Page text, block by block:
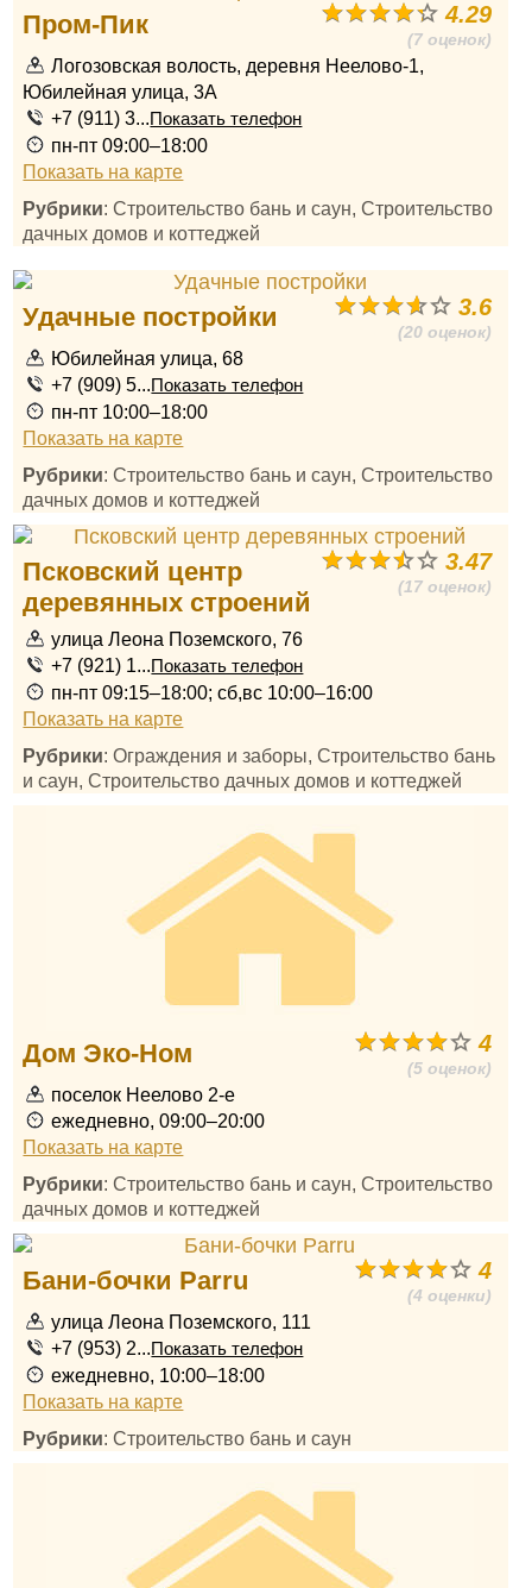
4.29
(7 оценок)
Пром-Пик
Логозовская волость, деревня Неелово-1,
Юбилейная улица, 3А
+7 (911) 3...Показать телефон
пн-пт 09:00–18:00
Показать на карте
Рубрики: Строительство бань и саун, Строительство
дачных домов и коттеджей
3.6
(20 оценок)
Удачные постройки
Юбилейная улица, 68
+7 (909) 5...Показать телефон
пн-пт 10:00–18:00
Показать на карте
Рубрики: Строительство бань и саун, Строительство
дачных домов и коттеджей
3.47
(17 оценок)
Псковский центр
деревянных строений
улица Леона Поземского, 76
+7 (921) 1...Показать телефон
пн-пт 09:15–18:00; сб,вс 10:00–16:00
Показать на карте
Рубрики: Ограждения и заборы, Строительство бань
и саун, Строительство дачных домов и коттеджей
4
(5 оценок)
Дом Эко-Ном
поселок Неелово 2-е
ежедневно, 09:00–20:00
Показать на карте
Рубрики: Строительство бань и саун, Строительство
дачных домов и коттеджей
4
(4 оценки)
Бани-бочки Parru
улица Леона Поземского, 111
+7 (953) 2...Показать телефон
ежедневно, 10:00–18:00
Показать на карте
Рубрики: Строительство бань и саун